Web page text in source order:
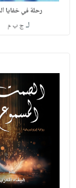
رحلة في خفايا
لـج ب م